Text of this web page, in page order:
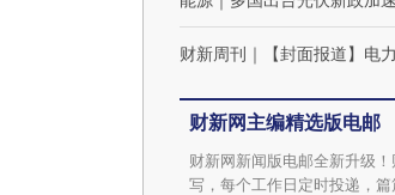
财新周刊 ｜ 【封面报道】电
财新网主编精选版电邮
财新网新闻版电邮全新升级
写，每个工作日定时投递，